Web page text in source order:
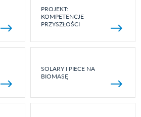
PROJEKT:
KOMPETENCJE
PRZYSZŁOŚCI
SOLARY I PIECE NA
BIOMASĘ